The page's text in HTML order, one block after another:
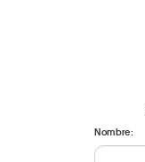
Nombre: